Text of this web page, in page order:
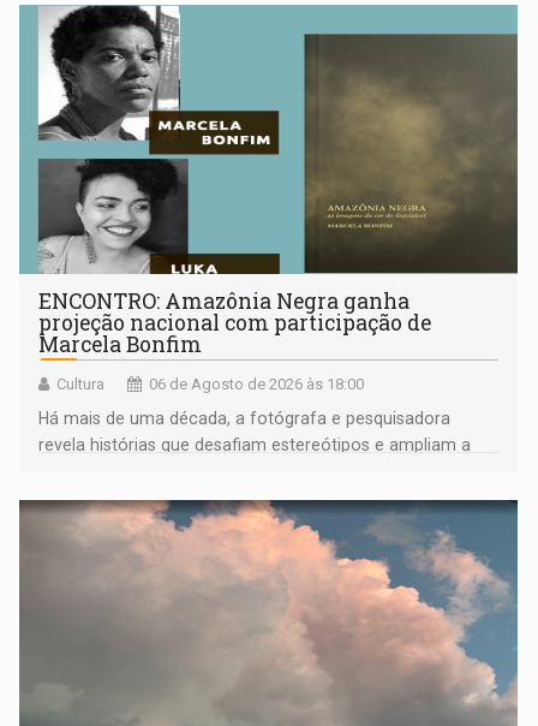
ENCONTRO: Amazônia Negra ganha
projeção nacional com participação de
Marcela Bonfim
Cultura 06 de Agosto de 2026 às 18:00
Há mais de uma década, a fotógrafa e pesquisadora
revela histórias que desafiam estereótipos e ampliam a
negras